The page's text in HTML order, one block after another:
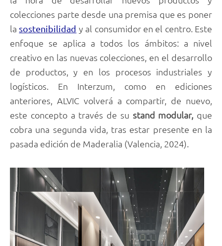
colecciones parte desde una premisa que es poner
la sostenibilidad y al consumidor en el centro. Este
enfoque se aplica a todos los ámbitos: a nivel
creativo en las nuevas colecciones, en el desarrollo
de productos, y en los procesos industriales y
logísticos. En Interzum, como en ediciones
anteriores, ALVIC volverá a compartir, de nuevo,
este concepto a través de su stand modular, que
cobra una segunda vida, tras estar presente en la
pasada edición de Maderalia (Valencia, 2024).